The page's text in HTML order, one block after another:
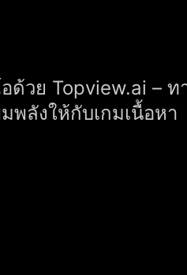
วย Topview.ai – ท
พลังให้กับเกมเนื้อหา